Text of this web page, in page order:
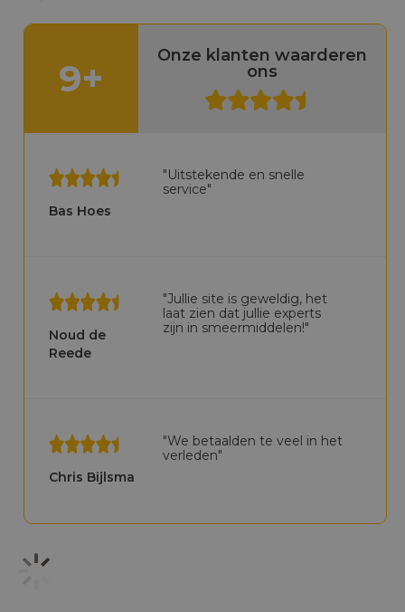
9+
Onze klanten waarderen
ons
Bas Hoes
"Uitstekende en snelle
service"
Noud de
Reede
"Jullie site is geweldig, het
laat zien dat jullie experts
zijn in smeermiddelen!"
Chris Bijlsma
"We betaalden te veel in het
verleden"